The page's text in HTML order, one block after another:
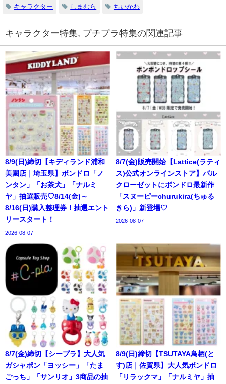
キャラクター しまむら ちいかわ
キャラクター特集 プチプラ特集の関連記事
8/9(日)締切【キディランド浦和
美園店｜埼玉県】ボンドロ「ノ
ンタン」「お茶犬」「ナルミ
ヤ」抽選販売♡8/14(金)～
8/16(日)購入整理券！抽選エント
リースタート！
2026-08-07
8/7(金)販売開始【Lattice(ラティ
ス)公式オンラインストア】パル
クローゼットにボンドロ最新作
「スヌーピーchurukira(ちゅる
きら)」新登場♡
2026-08-07
8/7(金)締切【シープラ】大人気
ガシャポン「ヨッシー」「たま
ごっち」「サンリオ」3商品の抽
8/9(日)締切【TSUTAYA鳥栖(と
す)店｜佐賀県】大人気ボンドロ
「リラックマ」「ナルミヤ」抽